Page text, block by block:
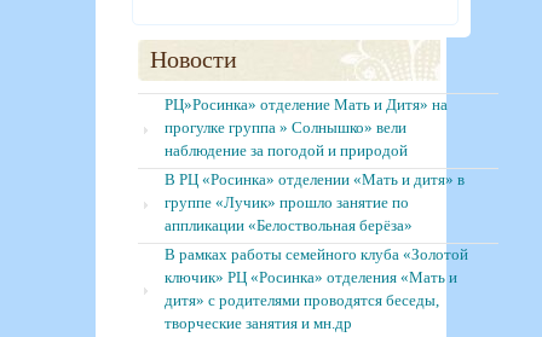
Новости
РЦ»Росинка» отделение Мать и Дитя» на
прогулке группа » Солнышко» вели
наблюдение за погодой и природой
В РЦ «Росинка» отделении «Мать и дитя» в
группе «Лучик» прошло занятие по
аппликации «Белоствольная берёза»
В рамках работы семейного клуба «Золотой
ключик» РЦ «Росинка» отделения «Мать и
дитя» с родителями проводятся беседы,
творческие занятия и мн.др